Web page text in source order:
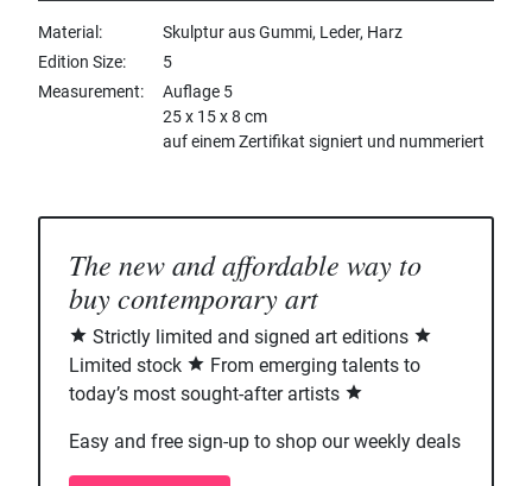
Material
Skulptur aus Gummi, Leder, Harz
Edition Size
5
Measurement
Auflage 5
25 x 15 x 8 cm
auf einem Zertifikat signiert und nummeriert
The new and affordable way to
buy contemporary art
Strictly limited and signed art editions
Limited stock
From emerging talents to
today’s most sought-after artists
Easy and free sign-up to shop our weekly deals